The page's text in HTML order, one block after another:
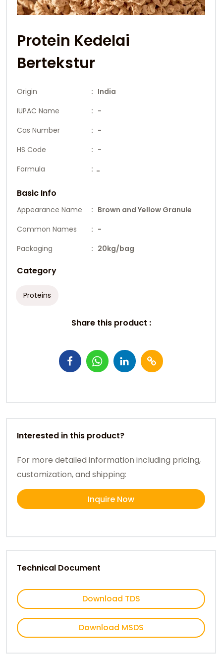
Protein Kedelai
Bertekstur
Origin
: India
IUPAC Name
: -
Cas Number
: -
HS Code
: -
Formula
: -
Basic Info
Appearance Name
: Brown and Yellow Granule
Common Names
: -
Packaging
: 20kg/bag
Category
Proteins
Share this product :
Interested in this product?
For more detailed information including pricing,
customization, and shipping:
Inquire Now
Technical Document
Download TDS
Download MSDS